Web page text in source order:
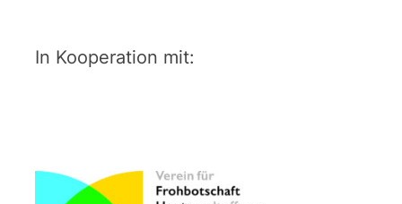
In Kooperation mit: